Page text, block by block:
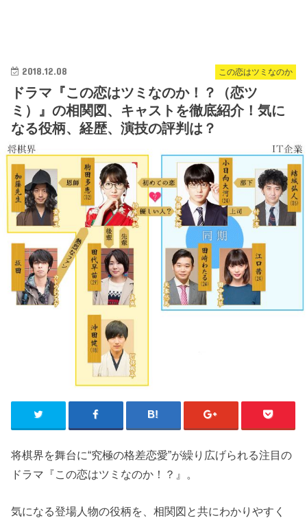
この恋はツミなのか
2018.12.08
ドラマ『この恋はツミなのか！？（恋ツ
ミ）』の相関図、キャストを徹底紹介！気に
なる役柄、経歴、演技の評判は？
将棋界を舞台に“究極の格差恋愛”が繰り広げられる注目の
ドラマ『この恋はツミなのか！？』。
気になる登場人物の役柄を、相関図と共にわかりやすく